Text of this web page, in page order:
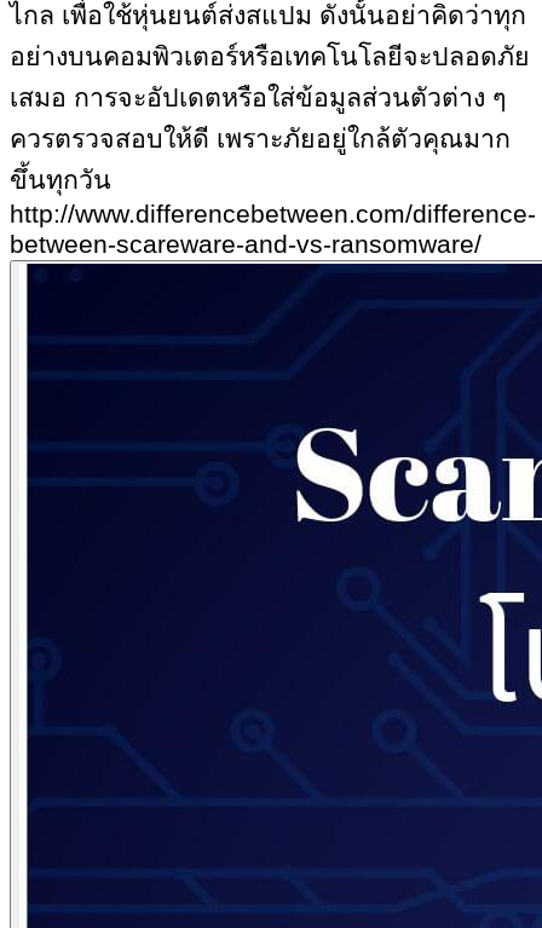
ไกล เพื่อใช้หุ่นยนต์ส่งสแปม ดังนั้นอย่าคิดว่าทุก
อย่างบนคอมพิวเตอร์หรือเทคโนโลยีจะปลอดภัย
เสมอ การจะอัปเดตหรือใส่ข้อมูลส่วนตัวต่าง ๆ
ควรตรวจสอบให้ดี เพราะภัยอยู่ใกล้ตัวคุณมาก
ขึ้นทุกวัน
http://www.differencebetween.com/difference-
between-scareware-and-vs-ransomware/